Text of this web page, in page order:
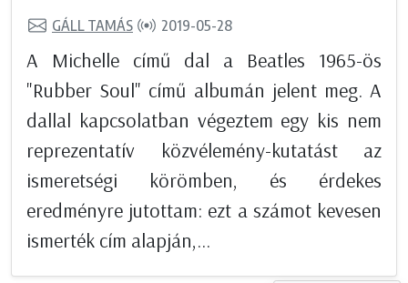
GÁLL TAMÁS 2019-05-28
A Michelle című dal a Beatles 1965-ös
"Rubber Soul" című albumán jelent meg. A
dallal kapcsolatban végeztem egy kis nem
reprezentatív közvélemény-kutatást az
ismeretségi körömben, és érdekes
eredményre jutottam: ezt a számot kevesen
ismerték cím alapján,...